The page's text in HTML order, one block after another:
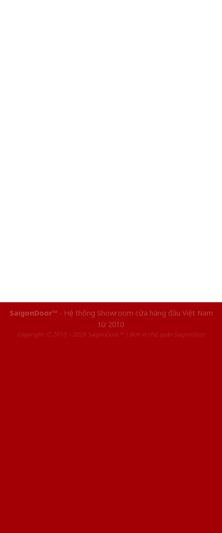
SaigonDoor™ - Hệ thống Showroom cửa hàng đầu Việt Nam
từ 2010
Copyright ⓒ 2010 – 2026 SaigonDoor™ | Đơn vị chủ quản SaigonDoor